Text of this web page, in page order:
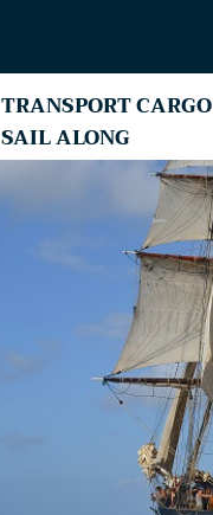
TRANSPORT CARGO
SAIL ALONG